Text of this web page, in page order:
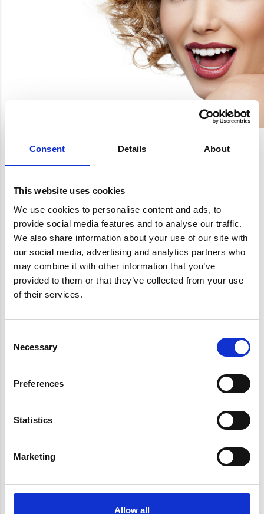
Consent Details About
This website uses cookies
We use cookies to personalise content and ads, to
provide social media features and to analyse our traffic.
We also share information about your use of our site with
our social media, advertising and analytics partners who
may combine it with other information that you’ve
provided to them or that they’ve collected from your use
of their services.
Selection
Necessary
Preferences
Statistics
Marketing
Allow all